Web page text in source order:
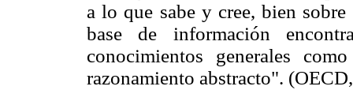
a lo que sabe y cree, bien
base de información
conocimientos generales
razonamiento abstracto".